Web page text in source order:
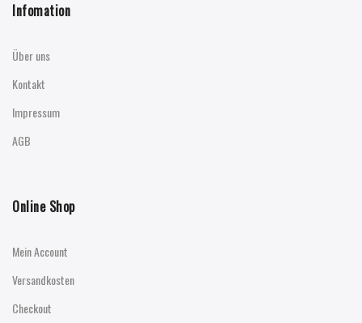
Infomation
Über uns
Kontakt
Impressum
AGB
Online Shop
Mein Account
Versandkosten
Checkout